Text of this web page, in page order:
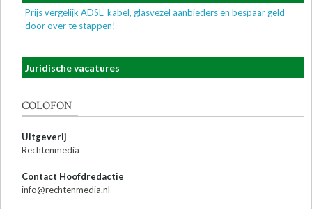
Prijs vergelijk ADSL, kabel, glasvezel aanbieders en bespaar geld
door over te stappen!
Juridische vacatures
COLOFON
Uitgeverij
Rechtenmedia
Contact Hoofdredactie
info@rechtenmedia.nl